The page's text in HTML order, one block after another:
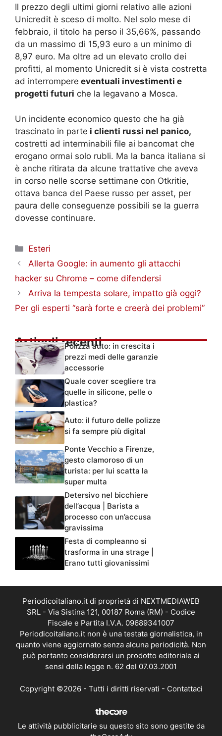
Il prezzo degli ultimi giorni relativo alle azioni
Unicredit è sceso di molto. Nel solo mese di
febbraio, il titolo ha perso il 35,66%, passando
da un massimo di 15,93 euro a un minimo di
8,97 euro. Ma oltre ad un elevato crollo dei
profitti, al momento Unicredit si è vista costretta
ad interrompere eventuali investimenti e
progetti futuri che la legavano a Mosca.
Un incidente economico questo che ha già
trascinato in parte i clienti russi nel panico,
costretti ad interminabili file ai bancomat che
erogano ormai solo rubli. Ma la banca italiana si
è anche ritirata da alcune trattative che aveva
in corso nelle scorse settimane con Otkritie,
ottava banca del Paese russo per asset, per
paura delle conseguenze possibili se la guerra
dovesse continuare.
Categorie
Esteri
Allerta Google: in aumento gli attacchi
hacker su Chrome – come difendersi
Arriva la tempesta solare, impatto già oggi?
Per gli esperti “sarà forte e creerà dei problemi”
Articoli recentiPolizza auto: in crescita i
prezzi medi delle garanzie
accessorie
Quale cover scegliere tra
quelle in silicone, pelle o
plastica?
Auto: il futuro delle polizze
si fa sempre più digital
Ponte Vecchio a Firenze,
gesto clamoroso di un
turista: per lui scatta la
super multa
Detersivo nel bicchiere
dell’acqua | Barista a
processo con un’accusa
gravissima
Festa di compleanno si
trasforma in una strage |
Erano tutti giovanissimi
Periodicoitaliano.it di proprietà di NEXTMEDIAWEB
SRL - Via Sistina 121, 00187 Roma (RM) - Codice
Fiscale e Partita I.V.A. 09689341007
Periodicoitaliano.it non è una testata giornalistica, in
quanto viene aggiornato senza alcuna periodicità. Non
può pertanto considerarsi un prodotto editoriale ai
sensi della legge n. 62 del 07.03.2001
Copyright ©2026 - Tutti i diritti riservati - Contattaci
Le attività pubblicitarie su questo sito sono gestite da